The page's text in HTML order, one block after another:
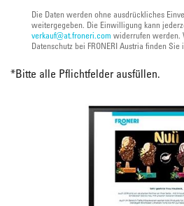
Die Daten werden ohne ausdrückliches
weitergegeben. Die Einwilligung kann
verkauf@at.froneri.com widerrufen werden.
Datenschutz bei FRONERI Austria finden Sie
*Bitte alle Pflichtfelder ausfüllen.